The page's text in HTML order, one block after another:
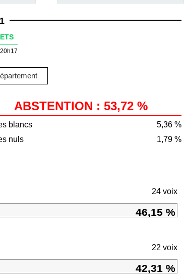
ABSTENTION : 53,72 %
blancs
5,36 %
nuls
1,79 %
24 voix
46,15 %
22 voix
42,31 %